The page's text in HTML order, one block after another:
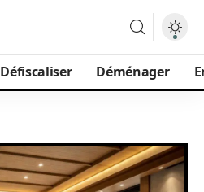
Défiscaliser Déménager